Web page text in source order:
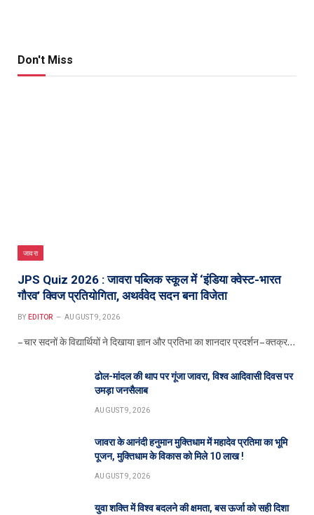
Don't Miss
जावरा
JPS Quiz 2026 : जावरा पब्लिक स्कूल में ‘इंडिया क्वेस्ट-भारत
गौरव’ क्विज प्रतियोगिता, अथर्ववेद सदन बना विजेता
BY EDITOR AUGUST 9, 2026
– चार सदनों के विद्यार्थियों ने दिखाया ज्ञान और प्रतिभा का शानदार प्रदर्शन – क्तक्र…
ढोल-मांदल की थाप पर गूंजा जावरा, विश्व आदिवासी दिवस पर
उमड़ा जनसैलाब
AUGUST 9, 2026
जावरा के आनंदी हनुमान मुक्तिधाम में महादेव प्रतिमा का भूमि
पूजन, मुक्तिधाम के विकास को मिले 10 लाख !
AUGUST 9, 2026
युवा शक्ति में विश्व बदलने की क्षमता, बस ऊर्जा को सही दिशा